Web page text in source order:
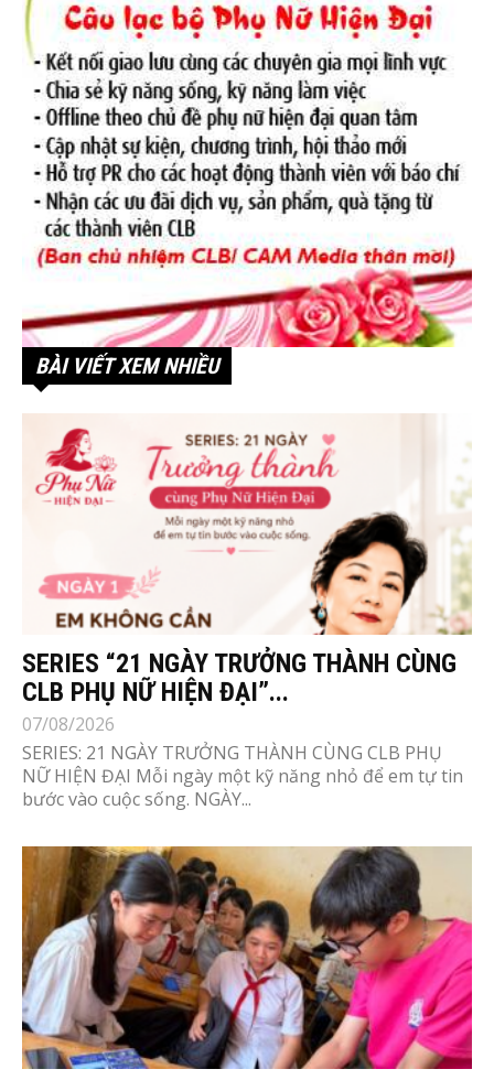
BÀI VIẾT XEM NHIỀU
SERIES “21 NGÀY TRƯỞNG THÀNH CÙNG
CLB PHỤ NỮ HIỆN ĐẠI”...
07/08/2026
SERIES: 21 NGÀY TRƯỞNG THÀNH CÙNG CLB PHỤ
NỮ HIỆN ĐẠI Mỗi ngày một kỹ năng nhỏ để em tự tin
bước vào cuộc sống. NGÀY...